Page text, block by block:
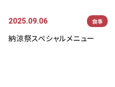
2025.09.06 食事
納涼祭スペシャルメニュー